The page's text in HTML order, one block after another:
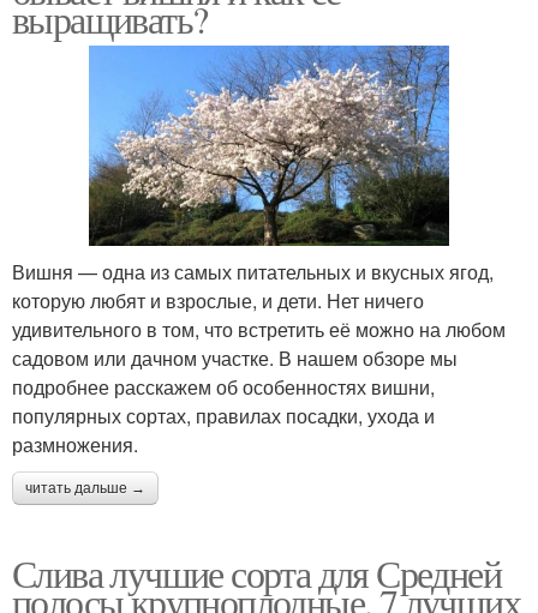
выращивать?
Вишня — одна из самых питательных и вкусных ягод,
которую любят и взрослые, и дети. Нет ничего
удивительного в том, что встретить её можно на любом
садовом или дачном участке. В нашем обзоре мы
подробнее расскажем об особенностях вишни,
популярных сортах, правилах посадки, ухода и
размножения.
читать дальше →
Слива лучшие сорта для Средней
полосы крупноплодные. 7 лучших